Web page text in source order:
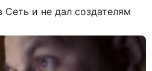
Сеть и не дал создателям